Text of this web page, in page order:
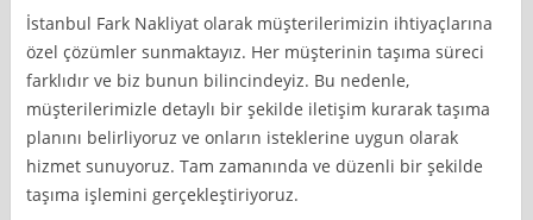
İstanbul Fark Nakliyat olarak müşterilerimizin ihtiyaçlarına
özel çözümler sunmaktayız. Her müşterinin taşıma süreci
farklıdır ve biz bunun bilincindeyiz. Bu nedenle,
müşterilerimizle detaylı bir şekilde iletişim kurarak taşıma
planını belirliyoruz ve onların isteklerine uygun olarak
hizmet sunuyoruz. Tam zamanında ve düzenli bir şekilde
taşıma işlemini gerçekleştiriyoruz.